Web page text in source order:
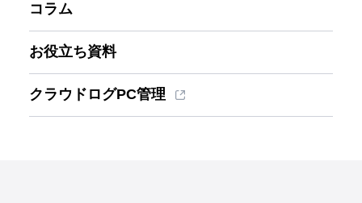
コラム
お役立ち資料
クラウドログPC管理